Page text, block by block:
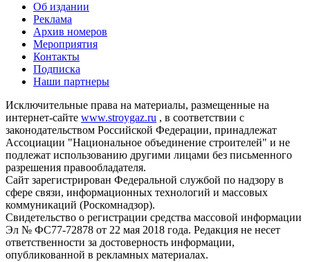
Об издании
Реклама
Архив номеров
Мероприятия
Контакты
Подписка
Наши партнеры
Исключительные права на материалы, размещенные на
интернет-сайте www.stroygaz.ru , в соответствии с
законодательством Российской Федерации, принадлежат
Ассоциации "Национальное объединение строителей" и не
подлежат использованию другими лицами без письменного
разрешения правообладателя.
Сайт зарегистрирован Федеральной службой по надзору в
сфере связи, информационных технологий и массовых
коммуникаций (Роскомнадзор).
Свидетельство о регистрации средства массовой информации
Эл № ФС77-72878 от 22 мая 2018 года. Редакция не несет
ответственности за достоверность информации,
опубликованной в рекламных материалах.